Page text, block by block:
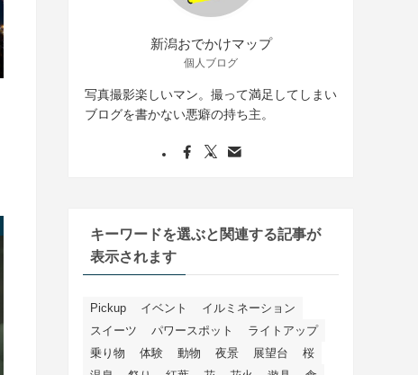
新潟おでかけマップ
個人ブログ
写真撮影楽しいマン。撮って満足してしまい
ブログを書かない悪癖の持ち主。
キーワードを選ぶと関連する記事が
表示されます
Pickup イベント
イルミネーション
スイーツ
パワースポット
ライトアップ
乗り物
体験 動物 夜景 展望台
桜